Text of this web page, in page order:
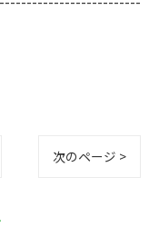
次のページ >